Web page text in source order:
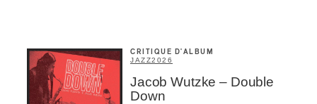
CRITIQUE D'ALBUM
JAZZ2026
Jacob Wutzke – Double
Down